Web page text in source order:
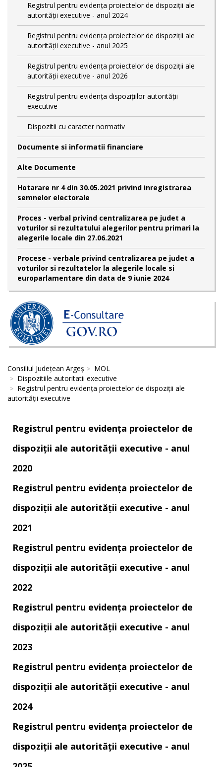
Registrul pentru evidența proiectelor de dispoziții ale
autorității executive - anul 2024
Registrul pentru evidența proiectelor de dispoziții ale
autorității executive - anul 2025
Registrul pentru evidența proiectelor de dispoziții ale
autorității executive - anul 2026
Registrul pentru evidența dispozițiilor autorității
executive
Dispozitii cu caracter normativ
Documente si informatii financiare
Alte Documente
Hotarare nr 4 din 30.05.2021 privind inregistrarea
semnelor electorale
Proces - verbal privind centralizarea pe judet a
voturilor si rezultatului alegerilor pentru primari la
alegerile locale din 27.06.2021
Procese - verbale privind centralizarea pe judet a
voturilor si rezultatelor la alegerile locale si
europarlamentare din data de 9 iunie 2024
Consiliul Județean Argeș
MOL
Dispozitiile autoritatii executive
Registrul pentru evidența proiectelor de dispoziții ale
autorității executive
Registrul pentru evidența proiectelor de
dispoziții ale autorității executive - anul
2020
Registrul pentru evidența proiectelor de
dispoziții ale autorității executive - anul
2021
Registrul pentru evidența proiectelor de
dispoziții ale autorității executive - anul
2022
Registrul pentru evidența proiectelor de
dispoziții ale autorității executive - anul
2023
Registrul pentru evidența proiectelor de
dispoziții ale autorității executive - anul
2024
Registrul pentru evidența proiectelor de
dispoziții ale autorității executive - anul